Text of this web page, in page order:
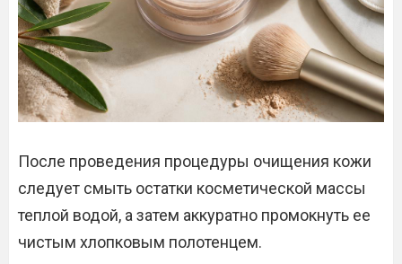
После проведения процедуры очищения кожи
следует смыть остатки косметической массы
теплой водой, а затем аккуратно промокнуть ее
чистым хлопковым полотенцем.